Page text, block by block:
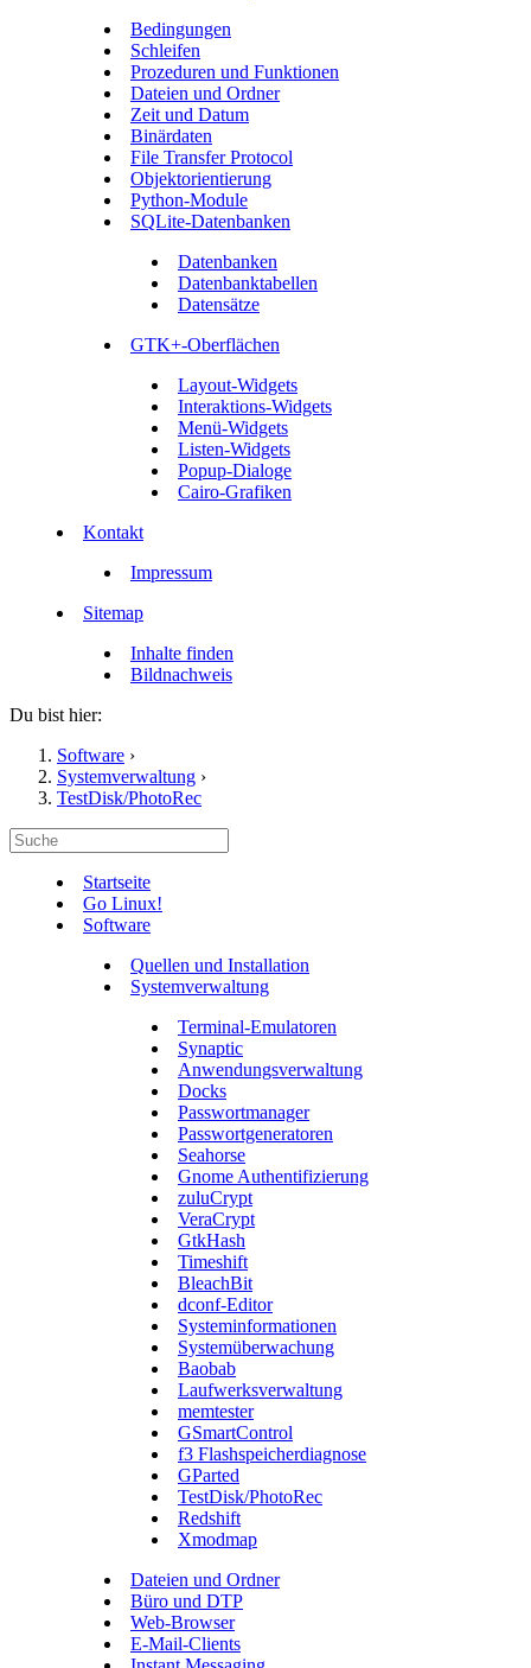
Bedingungen
Schleifen
Prozeduren und Funktionen
Dateien und Ordner
Zeit und Datum
Binärdaten
File Transfer Protocol
Objektorientierung
Python-Module
SQLite-Datenbanken
Datenbanken
Datenbanktabellen
Datensätze
GTK+-Oberflächen
Layout-Widgets
Interaktions-Widgets
Menü-Widgets
Listen-Widgets
Popup-Dialoge
Cairo-Grafiken
Kontakt
Impressum
Sitemap
Inhalte finden
Bildnachweis
Du bist hier:
Software ›
Systemverwaltung ›
TestDisk/PhotoRec
Startseite
Go Linux!
Software
Quellen und Installation
Systemverwaltung
Terminal-Emulatoren
Synaptic
Anwendungsverwaltung
Docks
Passwortmanager
Passwortgeneratoren
Seahorse
Gnome Authentifizierung
zuluCrypt
VeraCrypt
GtkHash
Timeshift
BleachBit
dconf-Editor
Systeminformationen
Systemüberwachung
Baobab
Laufwerksverwaltung
memtester
GSmartControl
f3 Flashspeicherdiagnose
GParted
TestDisk/PhotoRec
Redshift
Xmodmap
Dateien und Ordner
Büro und DTP
Web-Browser
E-Mail-Clients